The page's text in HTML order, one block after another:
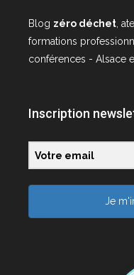
Blog zéro déchet,
formations
conférences - Alsace
Inscription
Je